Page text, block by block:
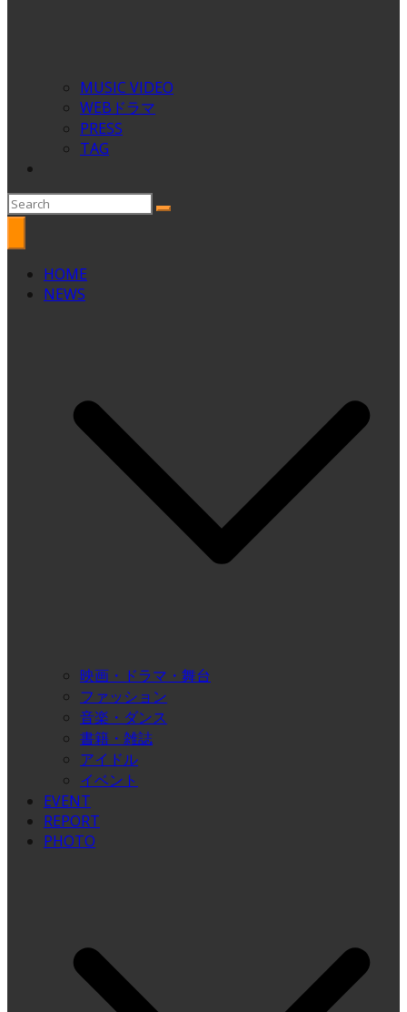
MUSIC VIDEO
WEBドラマ
PRESS
TAG
HOME
NEWS
映画・ドラマ・舞台
ファッション
音楽・ダンス
書籍・雑誌
アイドル
イベント
EVENT
REPORT
PHOTO